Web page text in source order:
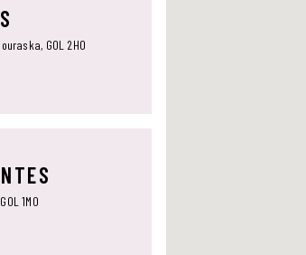
G0L 2H0
1M0